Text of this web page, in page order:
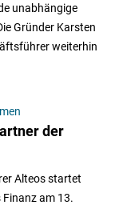
unabhängige
Gründer Karsten
weiterhin
der
Alteos startet
am 13.